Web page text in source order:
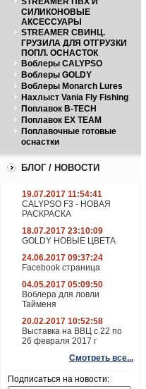
СИЛИКОНОВЫЕ
АКСЕССУАРЫ
STREAMER СВИНЦ.
ГРУЗИЛА ДЛЯ ОТГРУЗКИ
ПОПЛ. ОСНАСТОК
Воблеры CALYPSO
Воблеры GOLDY
Воблеры Monarch Lures
Нахлыст Vania Fly Fishing
Поплавок B-TECH
Поплавок EX TEAM
Поплавочные готовые
оснастки
БЛОГ / НОВОСТИ
19.07.2017 11:54:41
CALYPSO F3 - НОВАЯ
РАСКРАСКА
18.07.2017 23:10:09
GOLDY НОВЫЕ ЦВЕТА
24.06.2017 09:37:24
Facebook страница
04.05.2017 05:09:50
Воблера для ловли
Тайменя
20.02.2017 10:52:58
Выставка на ВВЦ с 22 по
26 февраля 2017 г
Смотреть все...
Подписаться на новости: